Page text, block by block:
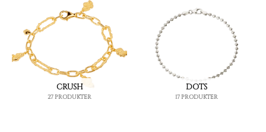
CRUSH
27 PRODUKTER
DOTS
17 PRODUKTER